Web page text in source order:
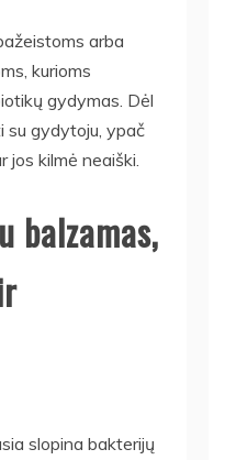
arba
kurioms
gydymas. Dėl
su gydytoju, ypač
jos kilmė neaiški.
balzamas,
slopina bakterijų